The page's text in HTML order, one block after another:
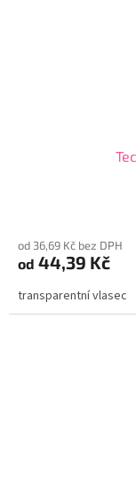
od 36,69 Kč bez DPH
od 44,39 Kč
transparentní vlasec